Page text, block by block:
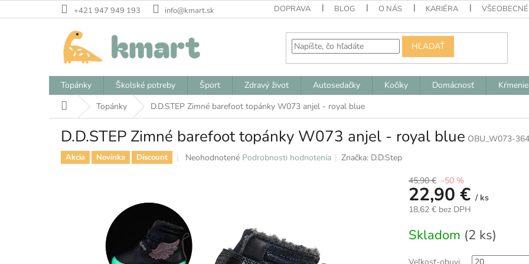
na
+421 947 949 193 info@kmart.sk DOPRAVA BLOG O NÁS KARIÉRA
HĽADAŤ
Topánky Školské potreby Šport Zdravý život Autosedačky Kočíky Domácnosť
DomovTopánky D.D.STEP Zimné barefoot topánky W073 anjel - royal blue
D.D.STEP Zimné barefoot topánky W073 anjel - royal blue OBU_W073-
Akcia Novinka Discount
Priemerné
5
hviezdičiek.
Neohodnotené Podrobnosti hodnotenia Značka: D.D.Step
45,90 € –50 %
22,90 € / ks
18,62 € bez DPH
cena:
Skladom (2 ks)